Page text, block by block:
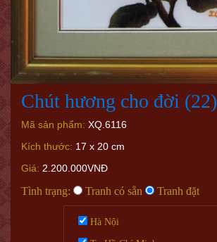
Chút hương cho đời (22)
Mã sản phẩm: XQ.6116
Kích thước: 17 x 20 cm
Giá: 2.200.000VNĐ
Tình trạng: Tranh có sẵn Tranh đặt
Hà Nội